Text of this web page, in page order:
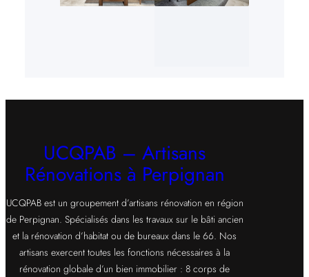
UCQPAB – Artisans
Rénovations à Perpignan
UCQPAB est un groupement d’artisans rénovation en région
de Perpignan. Spécialisés dans les travaux sur le bâti ancien
et la rénovation d’habitat ou de bureaux dans le 66. Nos
artisans exercent toutes les fonctions nécessaires à la
rénovation globale d’un bien immobilier : 8 corps de